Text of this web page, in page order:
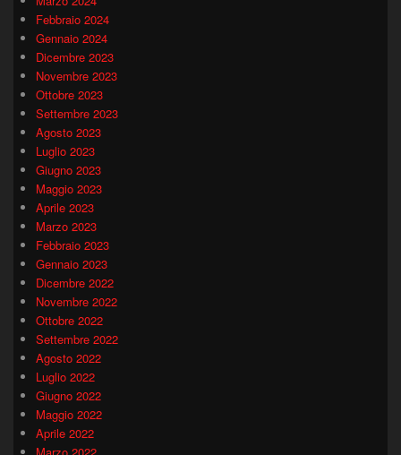
Febbraio 2024
Gennaio 2024
Dicembre 2023
Novembre 2023
Ottobre 2023
Settembre 2023
Agosto 2023
Luglio 2023
Giugno 2023
Maggio 2023
Aprile 2023
Marzo 2023
Febbraio 2023
Gennaio 2023
Dicembre 2022
Novembre 2022
Ottobre 2022
Settembre 2022
Agosto 2022
Luglio 2022
Giugno 2022
Maggio 2022
Aprile 2022